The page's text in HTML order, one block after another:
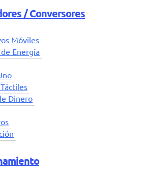
/ Conversores
Móviles
Energía
Dinero